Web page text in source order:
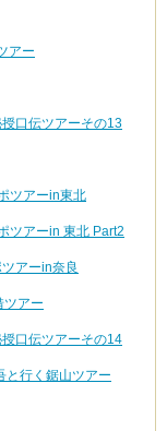
アー
口伝ツアーその13
ツアーin東北
ツアーin 東北 Part2
アーin奈良
アー
口伝ツアーその14
と行く鋸山ツアー